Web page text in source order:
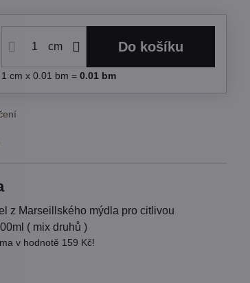
cm Do košíku
1 cm x 0.01 bm = 0.01 bm
z Marseillského mýdla pro citlivou
( mix druhů )
v hodnotě 159 Kč!